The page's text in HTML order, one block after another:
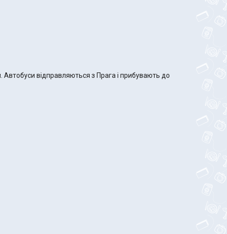
Автобуси відправляються з Прага і прибувають до